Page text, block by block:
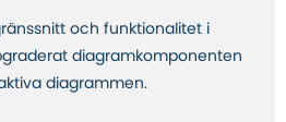
och funktionalitet i
diagramkomponenten
diagrammen.